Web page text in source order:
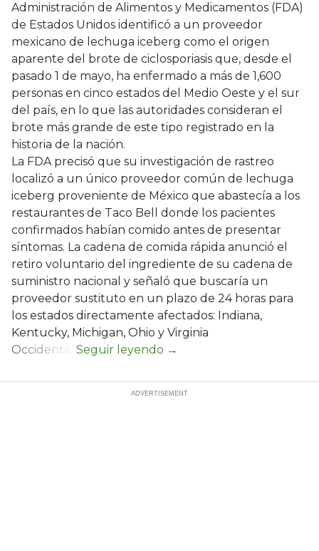
Administración de Alimentos y Medicamentos (FDA)
de Estados Unidos identificó a un proveedor
mexicano de lechuga iceberg como el origen
aparente del brote de ciclosporiasis que, desde el
pasado 1 de mayo, ha enfermado a más de 1,600
personas en cinco estados del Medio Oeste y el sur
del país, en lo que las autoridades consideran el
brote más grande de este tipo registrado en la
historia de la nación.
La FDA precisó que su investigación de rastreo
localizó a un único proveedor común de lechuga
iceberg proveniente de México que abastecía a los
restaurantes de Taco Bell donde los pacientes
confirmados habían comido antes de presentar
síntomas. La cadena de comida rápida anunció el
retiro voluntario del ingrediente de su cadena de
suministro nacional y señaló que buscaría un
proveedor sustituto en un plazo de 24 horas para
los estados directamente afectados: Indiana,
Kentucky, Michigan, Ohio y Virginia
Occidental.